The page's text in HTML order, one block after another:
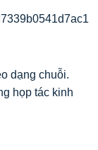
dạng chuỗi.
họp tác kinh